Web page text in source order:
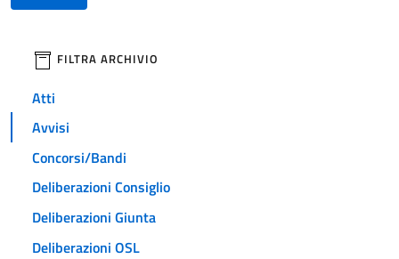
filtri da applicare
FILTRA ARCHIVIO
Atti
Avvisi
Concorsi/Bandi
Deliberazioni Consiglio
Deliberazioni Giunta
Deliberazioni OSL